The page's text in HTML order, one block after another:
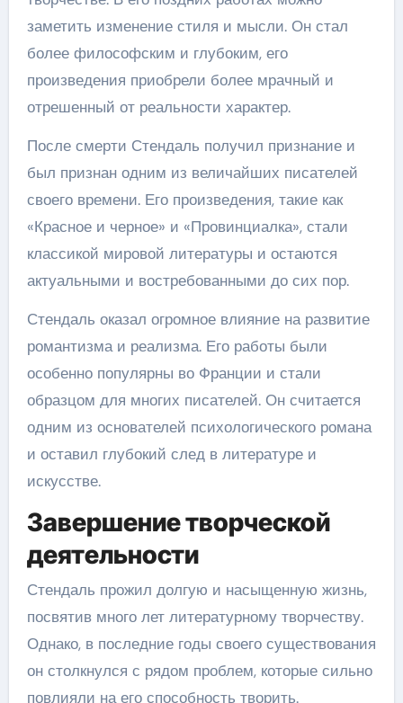
заметить изменение стиля и мысли. Он стал
более философским и глубоким, его
произведения приобрели более мрачный и
отрешенный от реальности характер.
После смерти Стендаль получил признание и
был признан одним из величайших писателей
своего времени. Его произведения, такие как
«Красное и черное» и «Провинциалка», стали
классикой мировой литературы и остаются
актуальными и востребованными до сих пор.
Стендаль оказал огромное влияние на развитие
романтизма и реализма. Его работы были
особенно популярны во Франции и стали
образцом для многих писателей. Он считается
одним из основателей психологического романа
и оставил глубокий след в литературе и
искусстве.
Завершение творческой
деятельности
Стендаль прожил долгую и насыщенную жизнь,
посвятив много лет литературному творчеству.
Однако, в последние годы своего существования
он столкнулся с рядом проблем, которые сильно
повлияли на его способность творить.